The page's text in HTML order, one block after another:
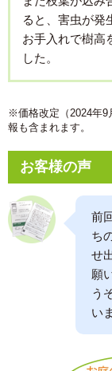
ると、害虫が発
お手入れで樹高
した。
※価格改定（2024年9
報も含まれます。
お客様の声
前
ち
せ
願
う
い